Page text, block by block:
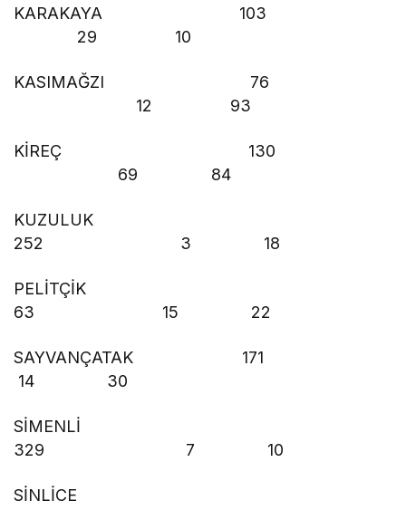
KARAKAYA 103
29 10
KASIMAĞZI 76
12 93
KİREÇ 130
69 84
KUZULUK
252 3 18
PELİTÇİK
63 15 22
SAYVANÇATAK 171
14 30
SİMENLİ
329 7 10
SİNLİCE